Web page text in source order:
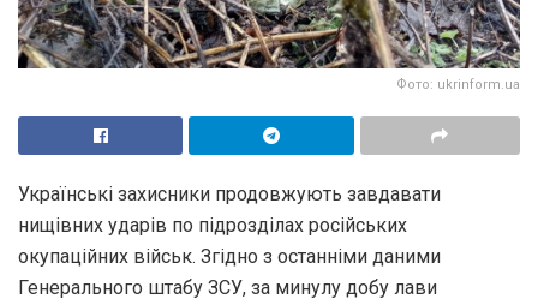
Фото: ukrinform.ua
Українські захисники продовжують завдавати
нищівних ударів по підрозділах російських
окупаційних військ. Згідно з останніми даними
Генерального штабу ЗСУ, за минулу добу лави